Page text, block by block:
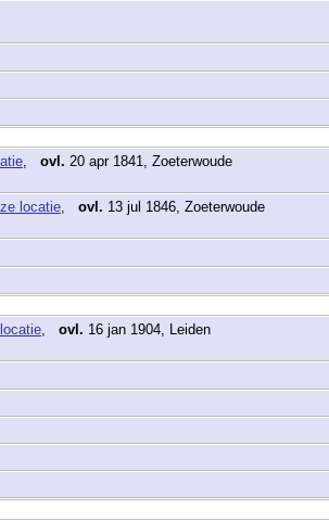
ovl. 20 apr 1841, Zoeterwoude
ovl. 13 jul 1846, Zoeterwoude
ovl. 16 jan 1904, Leiden